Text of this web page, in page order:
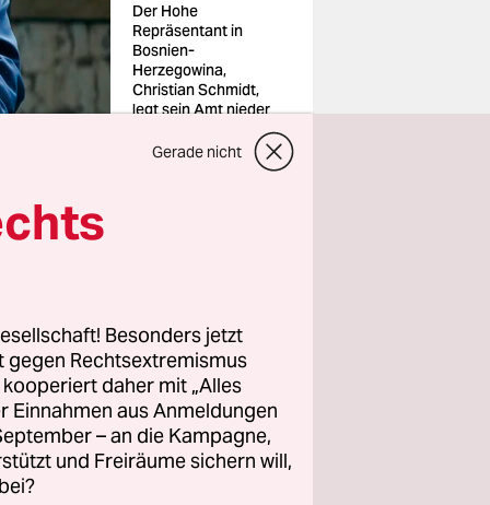
Der Hohe
Repräsentant in
Bosnien-
Herzegowina,
Christian Schmidt,
legt sein Amt nieder
Omic/Anadolu/pictur
Hoher
in
Gerade nicht
Besonders jetzt
gegen Rechtsextremismus
daher mit „Alles
Einnahmen aus Anmeldungen
– an die Kampagne,
und Freiräume sichern will,